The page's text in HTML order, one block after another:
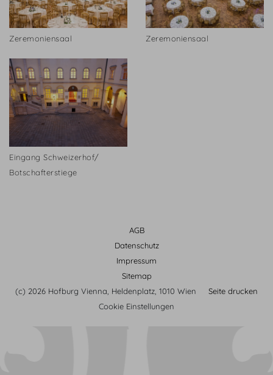
Zeremoniensaal Zeremoniensaal
Eingang Schweizerhof/
Botschafterstiege
AGB
Datenschutz
Impressum
Sitemap
(c) 2026 Hofburg Vienna, Heldenplatz, 1010 Wien
Seite drucken
Cookie Einstellungen